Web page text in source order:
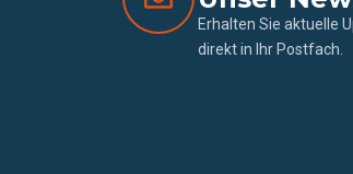
Erhalten Sie aktuelle
direkt in Ihr Postfach.